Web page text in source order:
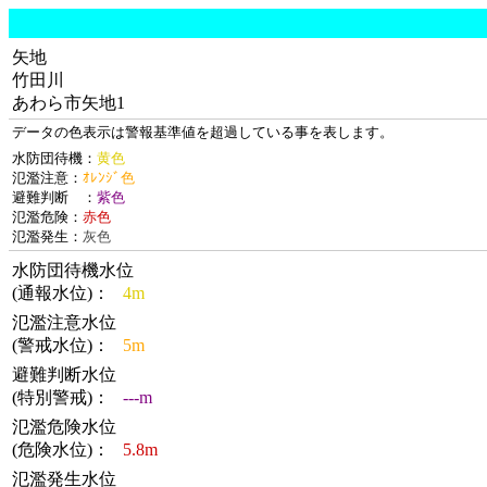
矢地
竹田川
あわら市矢地1
データの色表示は警報基準値を超過している事を表します。
水防団待機： 黄色
氾濫注意： ｵﾚﾝｼﾞ色
避難判断 ： 紫色
氾濫危険： 赤色
氾濫発生： 灰色
水防団待機水位
(通報水位)：
4m
氾濫注意水位
(警戒水位)：
5m
避難判断水位
(特別警戒)：
---m
氾濫危険水位
(危険水位)：
5.8m
氾濫発生水位